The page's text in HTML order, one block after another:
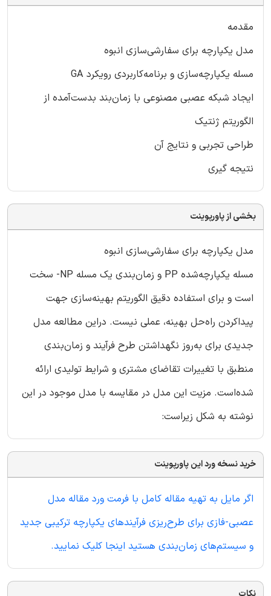
مقدمه
مدل یکپارچه برای سفارشی‌سازی انبوه
مسله یکپارچه‌سازی و برنامه‌کاربردی رویکرد GA
ایجاد شبکه عصبی مصنوعی با زمان‌بند بدست‌آمده از
الگوریتم ژنتیک
طراحی تجربی و نتایج آن
نتیجه گیری
بخشی از پاورپوینت
مدل یکپارچه برای سفارشی‌سازی انبوه
مسله یکپارچه‌شده PP و زمان‌بندی یک مسله NP- سخت
است و برای استفاده دقیق الگوریتم بهینه‌سازی جهت
پیداکردن راه‌حل بهینه، عملی نیست. دراین مطالعه مدل
جدیدی برای به‌روز نگهداشتن طرح فرآیند و زمان‌بندی
منطبق با تغییرات تقاضای مشتری و شرایط تولیدی ارائه
شده‌است. مزیت این مدل در مقایسه با مدل موجود در این
نوشته به شکل زیراست:
خرید نسخه ورد این پاورپوینت
اگر مایل به تهیه مقاله کامل با فرمت ورد مقاله مدل
عصبی-فازی برای طرح‌ریزی فرآیندهای یکپارچه ترکیبی جدید
و سیستم‌های زمان‌بندی هستید اینجا کلیک نمایید.